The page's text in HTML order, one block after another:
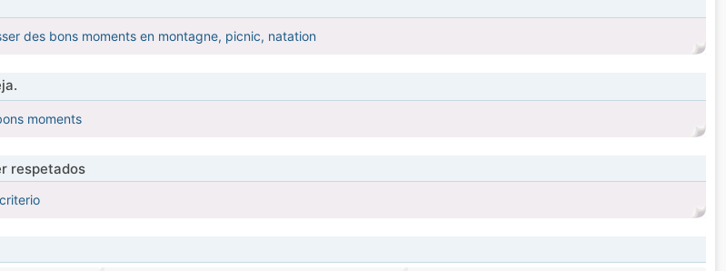
des bons moments en montagne, picnic, natation
moments
respetados